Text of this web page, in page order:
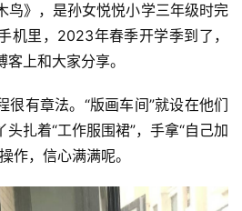
鸟》，是孙女悦悦小学三年级时完
机里，2023年春季开学季到了，
上和大家分享。
很有章法。“版画车间”就设在他们
扎着“工作服围裙”，手拿“自己加
作，信心满满呢。